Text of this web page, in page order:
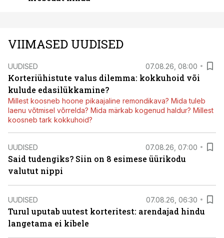
VIIMASED UUDISED
UUDISED 07.08.26, 08:00
Korteriühistute valus dilemma: kokkuhoid või
kulude edasilükkamine?
Millest koosneb hoone pikaajaline remondikava? Mida tuleb
laenu võtmisel võrrelda? Mida märkab kogenud haldur? Millest
koosneb tark kokkuhoid?
UUDISED 07.08.26, 07:00
Said tudengiks? Siin on 8 esimese üürikodu
valutut nippi
UUDISED 07.08.26, 06:30
Turul uputab uutest korteritest: arendajad hindu
langetama ei kibele